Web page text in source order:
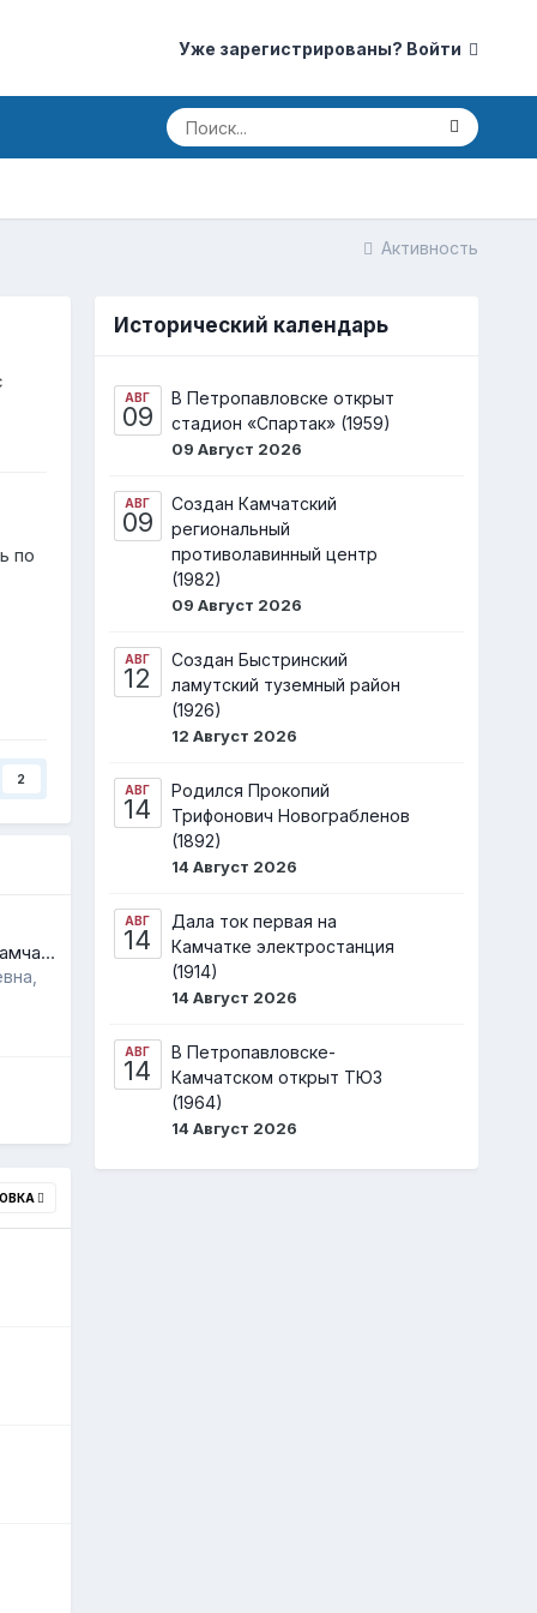
Уже зарегистрированы? Войти
Активность
по
2
Вулкан Кизимен на Камчатке. Путешествие к действующему вулкану и горячим источникам
Исторический календарь
АВГ
09
В Петропавловске открыт
стадион «Спартак» (1959)
09 Август 2026
АВГ
09
Создан Камчатский
региональный
противолавинный центр
(1982)
09 Август 2026
АВГ
12
Создан Быстринский
ламутский туземный район
(1926)
12 Август 2026
АВГ
14
Родился Прокопий
Трифонович Новограбленов
(1892)
14 Август 2026
АВГ
14
Дала ток первая на
Камчатке электростанция
(1914)
14 Август 2026
АВГ
14
В Петропавловске-
Камчатском открыт ТЮЗ
(1964)
14 Август 2026